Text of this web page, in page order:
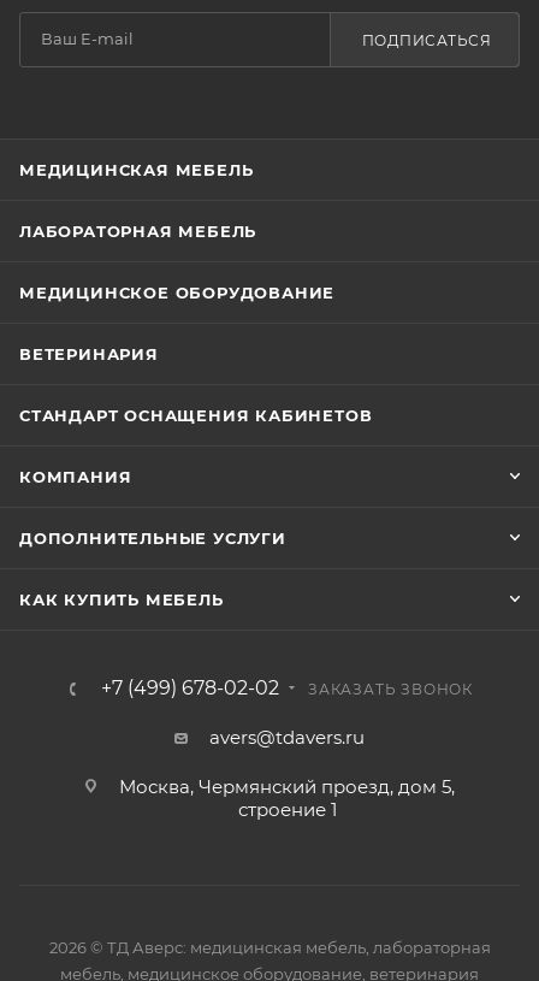
ПОДПИСАТЬСЯ
МЕДИЦИНСКАЯ МЕБЕЛЬ
ЛАБОРАТОРНАЯ МЕБЕЛЬ
МЕДИЦИНСКОЕ ОБОРУДОВАНИЕ
ВЕТЕРИНАРИЯ
СТАНДАРТ ОСНАЩЕНИЯ КАБИНЕТОВ
КОМПАНИЯ
ДОПОЛНИТЕЛЬНЫЕ УСЛУГИ
КАК КУПИТЬ МЕБЕЛЬ
+7 (499) 678-02-02 ЗАКАЗАТЬ ЗВОНОК
avers@tdavers.ru
Москва, Чермянский проезд, дом 5,
строение 1
2026 © ТД Аверс: медицинская мебель, лабораторная
мебель, медицинское оборудование, ветеринария